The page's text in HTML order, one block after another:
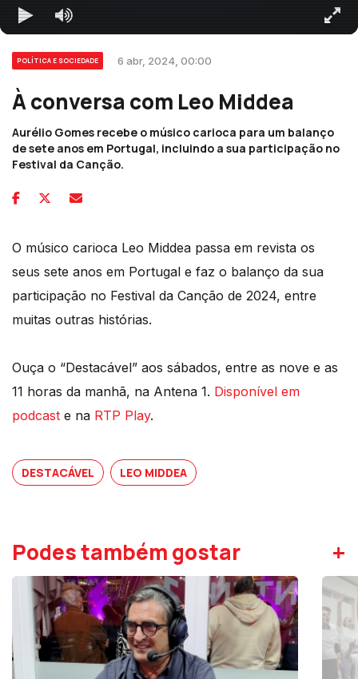
POLÍTICA E SOCIEDADE 6 abr, 2024, 00:00
À conversa com Leo Middea
Aurélio Gomes recebe o músico carioca para um balanço
de sete anos em Portugal, incluindo a sua participação no
Festival da Canção.
O músico carioca Leo Middea passa em revista os
seus sete anos em Portugal e faz o balanço da sua
participação no Festival da Canção de 2024, entre
muitas outras histórias.
Ouça o “Destacável” aos sábados, entre as nove e as
11 horas da manhã, na Antena 1. Disponível em
podcast e na RTP Play.
DESTACÁVEL LEO MIDDEA
Podes também gostar +